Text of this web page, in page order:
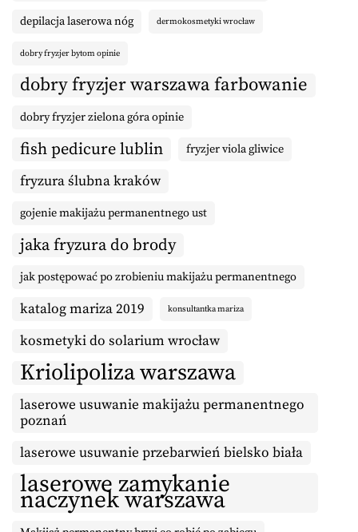
depilacja laserowa nóg dermokosmetyki wrocław
dobry fryzjer bytom opinie
dobry fryzjer warszawa farbowanie
dobry fryzjer zielona góra opinie
fish pedicure lublin fryzjer viola gliwice
fryzura ślubna kraków
gojenie makijażu permanentnego ust
jaka fryzura do brody
jak postępować po zrobieniu makijażu permanentnego
katalog mariza 2019 konsultantka mariza
kosmetyki do solarium wrocław
Kriolipoliza warszawa
laserowe usuwanie makijażu permanentnego
poznań
laserowe usuwanie przebarwień bielsko biała
laserowe zamykanie
naczynek warszawa